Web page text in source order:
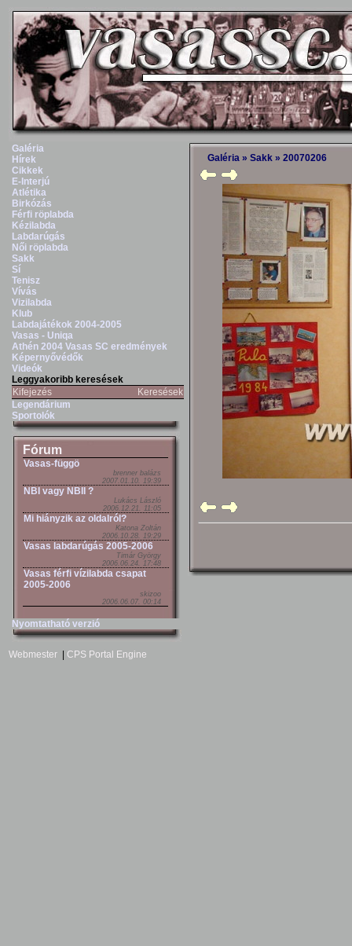
Galéria
Hírek
Cikkek
E-Interjú
Atlétika
Birkózás
Férfi röplabda
Kézilabda
Labdarúgás
Női röplabda
Sakk
Sí
Tenisz
Vívás
Vizilabda
Klub
Labdajátékok 2004-2005
Vasas - Uniqa
Athén 2004 Vasas SC eredmények
Képernyővédők
Videók
Leggyakoribb keresések
Kifejezés
Keresések
Legendárium
Sportolók
Fórum
Vasas-függö
brenner balázs
2007.01.10. 19:39
NBI vagy NBII ?
Lukács László
2006.12.21. 11:05
Mi hiányzik az oldalról?
Katona Zoltán
2006.10.28. 19:29
Vasas labdarúgás 2005-2006
Timár György
2006.06.24. 17:48
Vasas férfi vízilabda csapat
2005-2006
skizoo
2006.06.07. 00:14
Nyomtatható verzió
Galéria » Sakk » 20070206
Webmester CPS Portal Engine